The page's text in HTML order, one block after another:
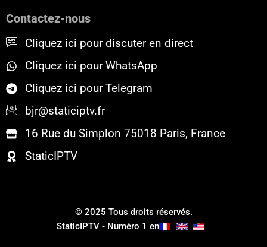
o
r
e
Contactez-nous
Cliquez ici pour discuter en direct
Cliquez ici pour WhatsApp
Cliquez ici pour Telegram
bjr@staticiptv.fr
16 Rue du Simplon 75018 Paris, France
StaticIPTV
© 2025 Tous droits réservés.
StaticIPTV - Numéro 1 en